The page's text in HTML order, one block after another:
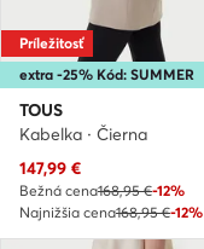
extra -25% Kód: SUMMER
Príležitosť
TOUS
Kabelka · Čierna
Aktuálna cena
147,99 €
Bežná cena168,95 €-12%
Najnižšia cena168,95 €-12%